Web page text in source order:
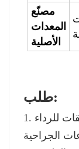
مصنّع
المعدات
الأصلية
طلب:
1. تُستخدم على نطاق واسع كملحقات للرداء
الجراحية